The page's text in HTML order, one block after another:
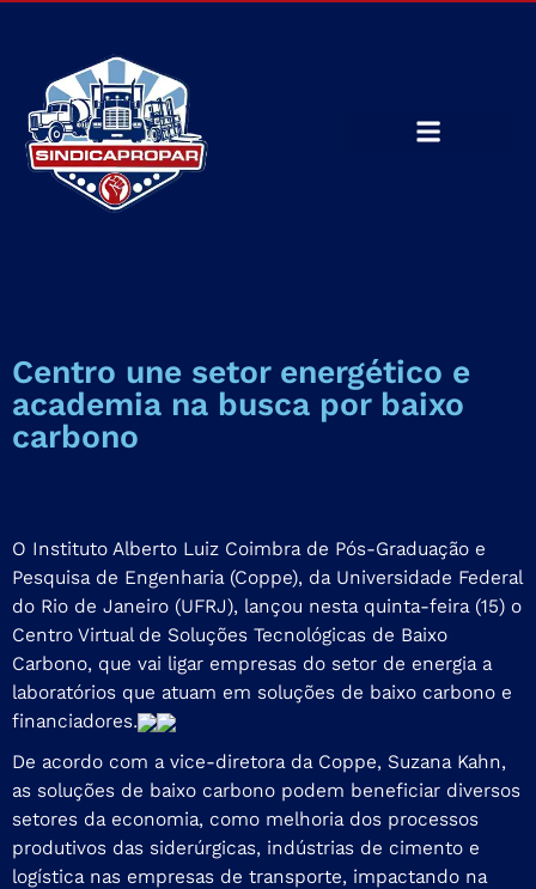
Centro une setor energético e
academia na busca por baixo
carbono
O Instituto Alberto Luiz Coimbra de Pós-Graduação e
Pesquisa de Engenharia (Coppe), da Universidade Federal
do Rio de Janeiro (UFRJ), lançou nesta quinta-feira (15) o
Centro Virtual de Soluções Tecnológicas de Baixo
Carbono, que vai ligar empresas do setor de energia a
laboratórios que atuam em soluções de baixo carbono e
financiadores.
De acordo com a vice-diretora da Coppe, Suzana Kahn,
as soluções de baixo carbono podem beneficiar diversos
setores da economia, como melhoria dos processos
produtivos das siderúrgicas, indústrias de cimento e
logística nas empresas de transporte, impactando na